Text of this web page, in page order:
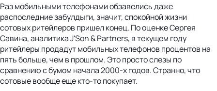
Раз мобильными телефонами обзавелись даже
распоследние забулдыги, значит, спокойной жизни
сотовых ритейлеров пришел конец. По оценке Сергея
Савина, аналитика J'Son & Partners, в текущем году
ритейлеры продадут мобильных телефонов процентов на
пять больше, чем в прошлом. Это просто слезы по
сравнению с бумом начала 2000-х годов. Странно, что
сотовые вообще еще кто-то покупает.